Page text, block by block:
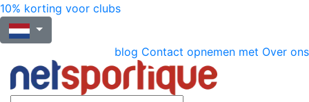
10% korting voor clubs
blog Contact opnemen met Over ons